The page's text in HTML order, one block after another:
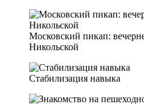
Московский пикап:
Никольской
Стабилизация навыка